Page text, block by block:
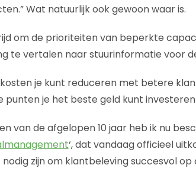
Wat natuurlijk ook gewoon waar is.
om de prioriteiten van beperkte
te vertalen naar stuurinformatie voor
je kunt reduceren met betere
punten je het beste geld kunt
van de afgelopen 10 jaar heb ik nu
‘, dat vandaag officieel
zijn om klantbeleving succesvol